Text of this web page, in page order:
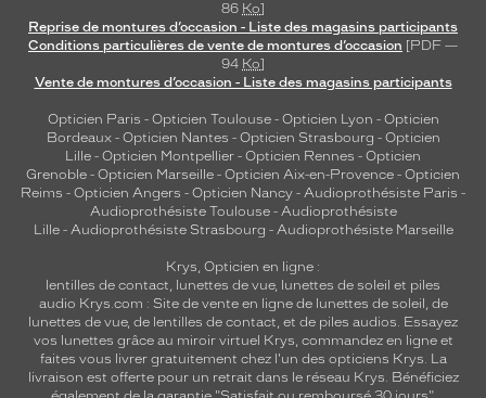
86 Ko]
Reprise de montures d’occasion - Liste des magasins participants
Conditions particulières de vente de montures d’occasion [PDF —
94 Ko]
Vente de montures d’occasion - Liste des magasins participants
Opticien Paris - Opticien Toulouse- Opticien Lyon - Opticien
Bordeaux- Opticien Nantes - Opticien Strasbourg - Opticien
Lille - Opticien Montpellier - Opticien Rennes - Opticien
Grenoble - Opticien Marseille - Opticien Aix-en-Provence - Opticien
Reims - Opticien Angers - Opticien Nancy - Audioprothésiste Paris -
Audioprothésiste Toulouse- Audioprothésiste
Lille- Audioprothésiste Strasbourg - Audioprothésiste Marseille
Krys, Opticien en ligne :
lentilles de contact, lunettes de vue, lunettes de soleil et piles
audio Krys.com : Site de vente en ligne de lunettes de soleil, de
lunettes de vue, de lentilles de contact, et de piles audios. Essayez
vos lunettes grâce au miroir virtuel Krys, commandez en ligne et
faites vous livrer gratuitement chez l'un des opticiens Krys. La
livraison est offerte pour un retrait dans le réseau Krys. Bénéficiez